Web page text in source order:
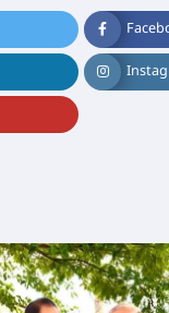
തിരനോട്ടം ‘അരങ്ങ്
ഐ.ടി.യു. ബാങ്കിലെ
നിക്ഷേപകർക്ക് പണം
നിക്ഷേപക
ശക്തമായ കാറ്റിന്
ആഗസ്റ്റ് 12 വരെ മഴ
തൃശൂർ ജില്ലയിൽ